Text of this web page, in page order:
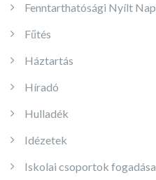
Fenntarthatósági Nyílt Nap
Fűtés
Háztartás
Híradó
Hulladék
Idézetek
Iskolai csoportok fogadása